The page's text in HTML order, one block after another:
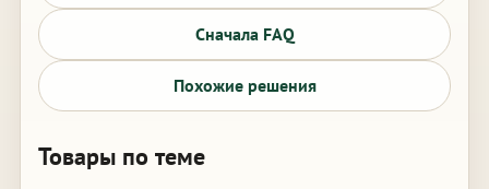
Сначала FAQ
Похожие решения
Товары по теме